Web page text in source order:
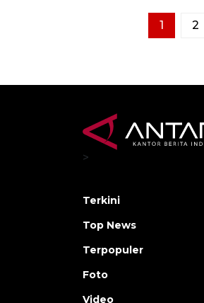
1 2
>
Terkini
Top News
Terpopuler
Foto
Video